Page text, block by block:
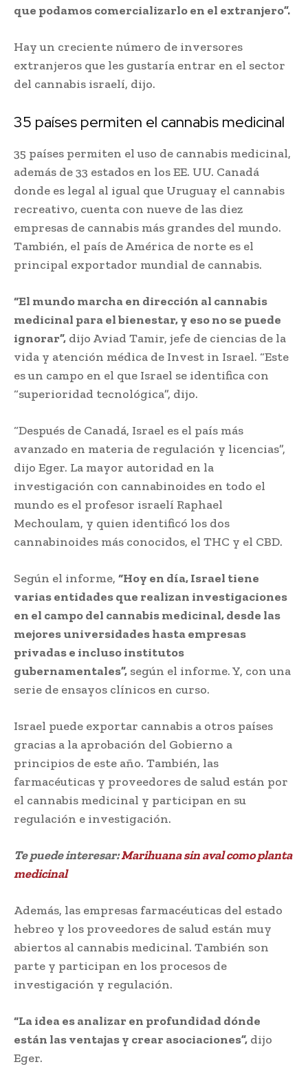
que podamos comercializarlo en el extranjero”.
Hay un creciente número de inversores
extranjeros que les gustaría entrar en el sector
del cannabis israelí, dijo.
35 países permiten el cannabis medicinal
35 países permiten el uso de cannabis medicinal,
además de 33 estados en los EE. UU. Canadá
donde es legal al igual que Uruguay el cannabis
recreativo, cuenta con nueve de las diez
empresas de cannabis más grandes del mundo.
También, el país de América de norte es el
principal exportador mundial de cannabis.
“El mundo marcha en dirección al cannabis
medicinal para el bienestar, y eso no se puede
ignorar”, dijo Aviad Tamir, jefe de ciencias de la
vida y atención médica de Invest in Israel. “Este
es un campo en el que Israel se identifica con
“superioridad tecnológica”, dijo.
“Después de Canadá, Israel es el país más
avanzado en materia de regulación y licencias”,
dijo Eger. La mayor autoridad en la
investigación con cannabinoides en todo el
mundo es el profesor israelí Raphael
Mechoulam, y quien identificó los dos
cannabinoides más conocidos, el THC y el CBD.
Según el informe, “Hoy en día, Israel tiene
varias entidades que realizan investigaciones
en el campo del cannabis medicinal, desde las
mejores universidades hasta empresas
privadas e incluso institutos
gubernamentales”, según el informe. Y, con una
serie de ensayos clínicos en curso.
Israel puede exportar cannabis a otros países
gracias a la aprobación del Gobierno a
principios de este año. También, las
farmacéuticas y proveedores de salud están por
el cannabis medicinal y participan en su
regulación e investigación.
Te puede interesar:Marihuana sin aval como planta
medicinal
Además, las empresas farmacéuticas del estado
hebreo y los proveedores de salud están muy
abiertos al cannabis medicinal. También son
parte y participan en los procesos de
investigación y regulación.
“La idea es analizar en profundidad dónde
están las ventajas y crear asociaciones”, dijo
Eger.